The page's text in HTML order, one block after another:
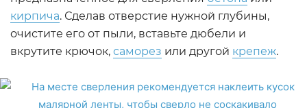
кирпича. Сделав отверстие нужной глубины,
очистите его от пыли, вставьте дюбели и
вкрутите крючок, саморез или другой крепеж.